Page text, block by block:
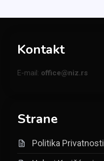
Kontakt
E-mail: office@niz.rs
Strane
Politika Privatnosti